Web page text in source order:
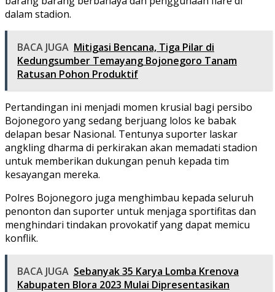
dalam stadion.
BACA JUGA Mitigasi Bencana, Tiga Pilar di
Kedungsumber Temayang Bojonegoro Tanam
Ratusan Pohon Produktif
Pertandingan ini menjadi momen krusial bagi persibo
Bojonegoro yang sedang berjuang lolos ke babak
delapan besar Nasional. Tentunya suporter laskar
angkling dharma di perkirakan akan memadati stadion
untuk memberikan dukungan penuh kepada tim
kesayangan mereka.
Polres Bojonegoro juga menghimbau kepada seluruh
penonton dan suporter untuk menjaga sportifitas dan
menghindari tindakan provokatif yang dapat memicu
konflik.
BACA JUGA Sebanyak 35 Karya Lomba Krenova
Kabupaten Blora 2023 Mulai Dipresentasikan